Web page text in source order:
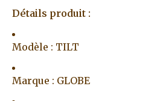
Détails produit :
Modèle : TILT
Marque : GLOBE